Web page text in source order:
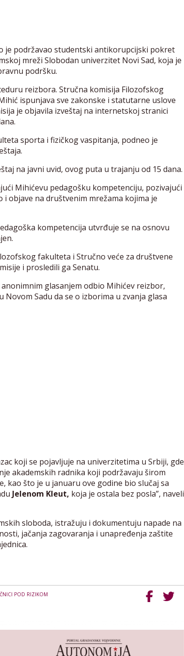
je podržavao studentski antikorupcijski pokret
mreži Slobodan univerzitet Novi Sad, koja je
podršku.
reizbora. Stručna komisija Filozofskog
ispunjava sve zakonske i statutarne uslove
je objavila izveštaj na internetskoj stranici
sporta i fizičkog vaspitanja, podneo je
na javni uvid, ovog puta u trajanju od 15 dana.
Mihićevu pedagošku kompetenciju, pozivajući
objave na društvenim mrežama kojima je
kompetencija utvrđuje se na osnovu
fakulteta i Stručno veće za društvene
i prosledili ga Senatu.
glasanjem odbio Mihićev reizbor,
Sadu da se o izborima u zvanja glasa
koji se pojavljuje na univerzitetima u Srbiji, gde
akademskih radnika koji podržavaju širom
što je u januaru ove godine bio slučaj sa
Jelenom Kleut, koja je ostala bez posla”, naveli
sloboda, istražuju i dokumentuju napade na
jačanja zagovaranja i unapređenja zaštite
POD RIZIKOM